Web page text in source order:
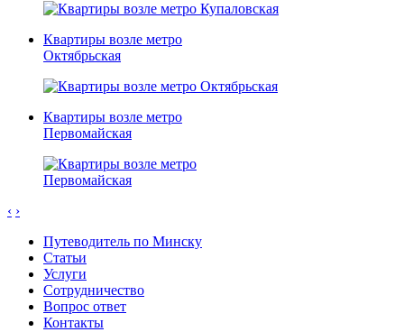
Квартиры возле метро
Октябрьская
Квартиры возле метро
Первомайская
‹ ›
Путеводитель по Минску
Статьи
Услуги
Сотрудничество
Вопрос ответ
Контакты